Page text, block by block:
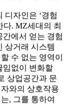
디자인은 ‘경험
다. MZ세대의 최
에서 얻는 경험
상거래 시스템
수 없는 영역이
임없이 변화할
상업공간과 문
와의 상호작용
, 그를 통하여